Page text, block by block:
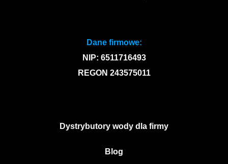
Dane firmowe:
NIP: 6511716493
REGON 243575011
Dystrybutory wody dla firmy
Blog